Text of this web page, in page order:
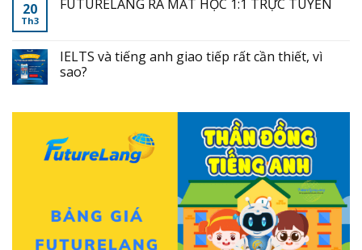
20
Th3
FUTURELANG RA MẮT HỌC 1:1 TRỰC TUYẾN
IELTS và tiếng anh giao tiếp rất cần thiết, vì
sao?